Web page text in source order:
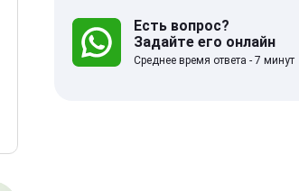
5.0 332 отзыва
Есть вопрос?
Задайте его онлайн
Среднее время ответа - 7 минут